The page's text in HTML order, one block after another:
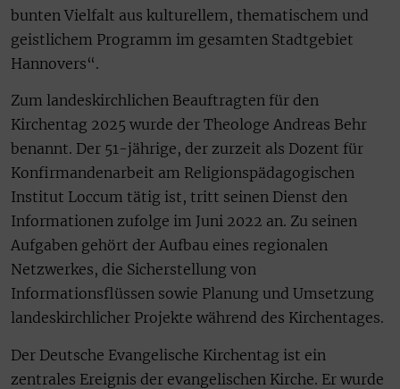
bunten Vielfalt aus kulturellem, thematischem und
geistlichem Programm im gesamten Stadtgebiet
Hannovers“.
Zum landeskirchlichen Beauftragten für den
Kirchentag 2025 wurde der Theologe Andreas Behr
benannt. Der 51-jährige, der zurzeit als Dozent für
Konfirmandenarbeit am Religionspädagogischen
Institut Loccum tätig ist, tritt seinen Dienst den
Informationen zufolge im Juni 2022 an. Zu seinen
Aufgaben gehört der Aufbau eines regionalen
Netzwerkes, die Sicherstellung von
Informationsflüssen sowie Planung und Umsetzung
landeskirchlicher Projekte während des Kirchentages.
Der Deutsche Evangelische Kirchentag ist ein
zentrales Ereignis der evangelischen Kirche. Er wurde